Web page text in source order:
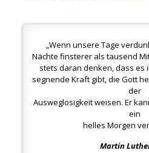
„Wenn unsere Tage
Nächte finsterer als tausend
stets daran denken,dass es
segnende Kraft gibt, die Gott
der
Ausweglosigkeit weisen. Er
ein
helles Morgen
Martin